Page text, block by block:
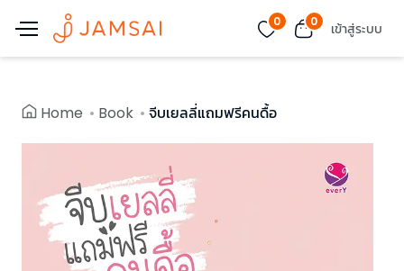
0 0 เข้าสู่ระบบ
Home Book จีบเยลลี่แถมฟรีคนดื้อ